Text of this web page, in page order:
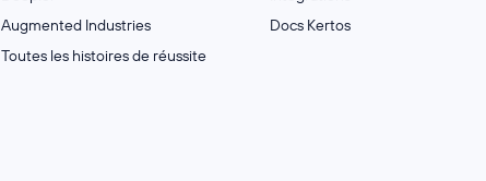
Augmented Industries
Toutes les histoires de réussite
Docs Kertos